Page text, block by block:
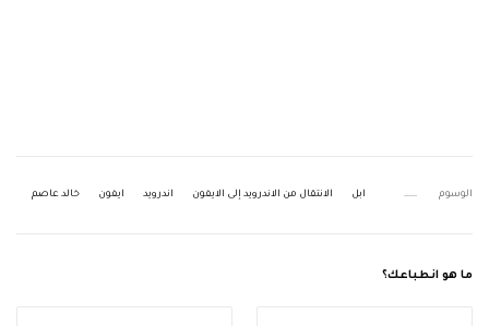
الوسوم ابل الانتقال من الاندرويد إلى الايفون اندرويد ايفون خالد عاصم
ما هو انطباعك؟